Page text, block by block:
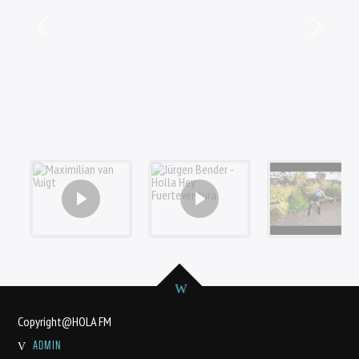
Copyright@HOLA FM
ADMIN